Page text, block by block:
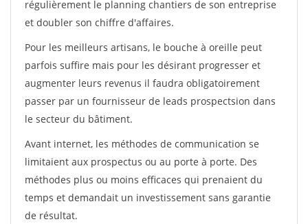
régulièrement le planning chantiers de son entreprise
et doubler son chiffre d'affaires.
Pour les meilleurs artisans, le bouche à oreille peut
parfois suffire mais pour les désirant progresser et
augmenter leurs revenus il faudra obligatoirement
passer par un fournisseur de leads prospectsion dans
le secteur du bâtiment.
Avant internet, les méthodes de communication se
limitaient aux prospectus ou au porte à porte. Des
méthodes plus ou moins efficaces qui prenaient du
temps et demandait un investissement sans garantie
de résultat.